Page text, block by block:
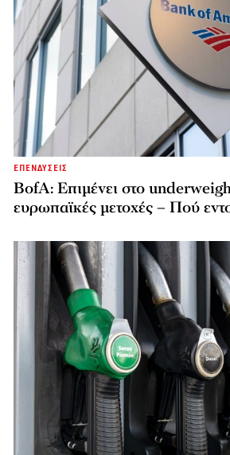
ΕΠΕΝΔΥΣΕΙΣ
BofA: Επιμένει στο
ευρωπαϊκές μετοχές – Πού